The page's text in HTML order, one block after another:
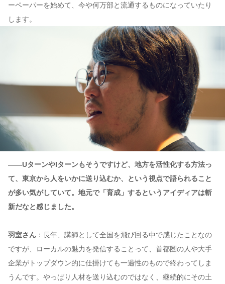
ーペーパーを始めて、今や何万部と流通するものになっていたり
します。
——UターンやIターンもそうですけど、地方を活性化する方法っ
て、東京から人をいかに送り込むか、という視点で語られること
が多い気がしていて。地元で「育成」するというアイディアは斬
新だなと感じました。
羽室さん ：長年、講師として全国を飛び回る中で感じたことなの
ですが、ローカルの魅力を発信することって、首都圏の人や大手
企業がトップダウン的に仕掛けても一過性のもので終わってしま
うんです。やっぱり人材を送り込むのではなく、継続的にその土